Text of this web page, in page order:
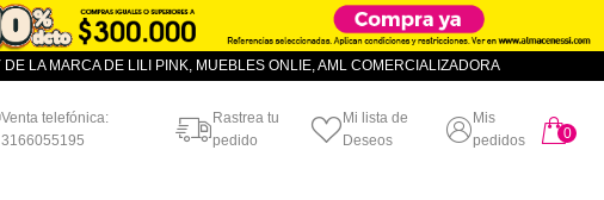
LA MARCA DE LILI PINK, MUEBLES ONLIE, AML COMERCIALIZADORA
Venta telefónica:
3166055195
Rastrea tu
pedido
Mi lista de
Deseos
Mis
pedidos
0